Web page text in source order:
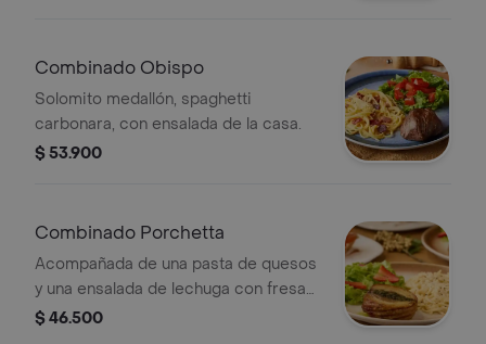
Combinado Obispo
Solomito medallón, spaghetti
carbonara, con ensalada de la casa.
$ 53.900
Combinado Porchetta
Acompañada de una pasta de quesos
y una ensalada de lechuga con fresas
y reducción balsámica. Elige entre
$ 46.500